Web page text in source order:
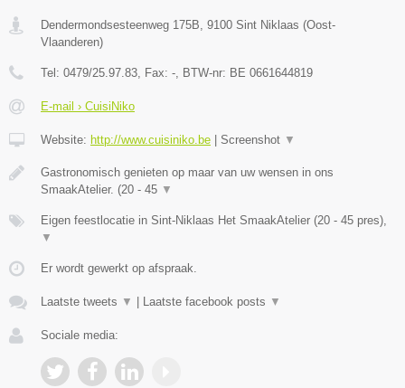
Dendermondsesteenweg 175B 9100 Sint Niklaas (Oost-
Vlaanderen)
Tel: 0479/25.97.83 , Fax: - , BTW-nr: BE 0661644819
E-mail › CuisiNiko
Website: http://www.cuisiniko.be | Screenshot ▼
Gastronomisch genieten op maar van uw wensen in ons
SmaakAtelier. (20 - 45 ▼
Eigen feestlocatie in Sint-Niklaas Het SmaakAtelier (20 - 45 pres),
▼
Er wordt gewerkt op afspraak.
Laatste tweets ▼ | Laatste facebook posts ▼
Sociale media: